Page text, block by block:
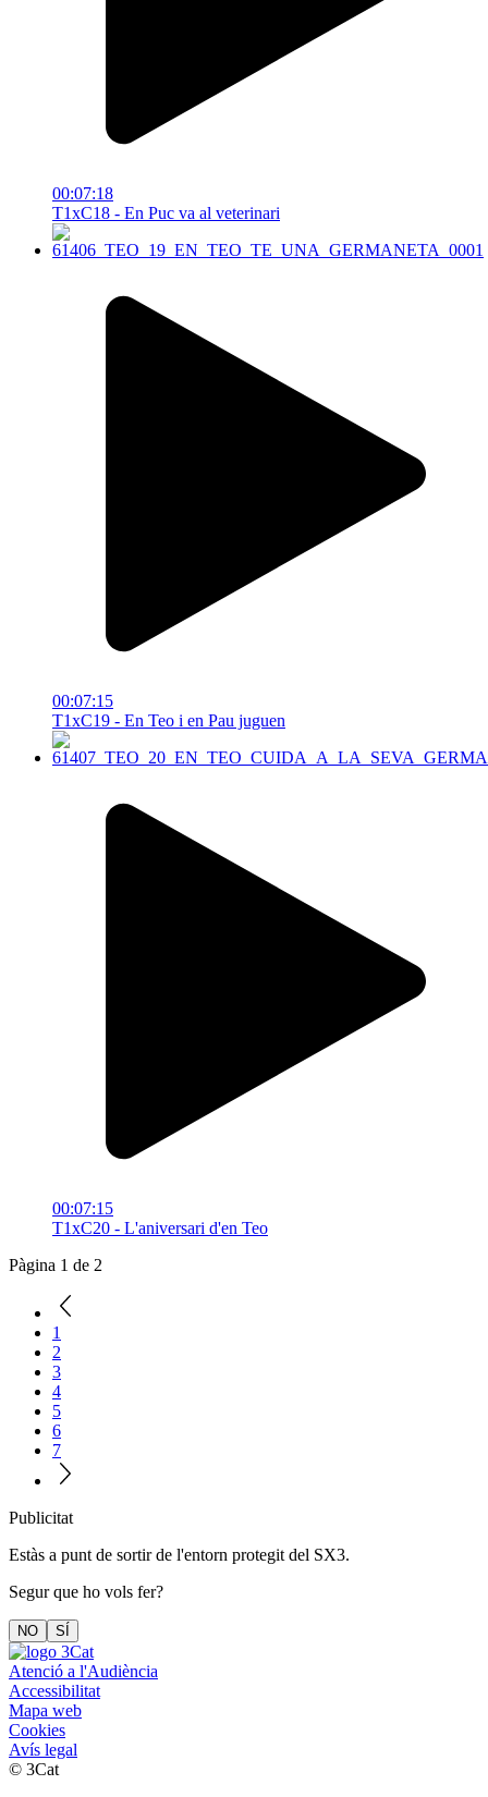
00:07:18
T1xC18 - En Puc va al veterinari
00:07:15
T1xC19 - En Teo i en Pau juguen
00:07:15
T1xC20 - L'aniversari d'en Teo
Pàgina 1 de 2
1
2
3
4
5
6
7
Publicitat
Estàs a punt de sortir de l'entorn protegit del SX3.
Segur que ho vols fer?
NO SÍ
Atenció a l'Audiència
Accessibilitat
Mapa web
Cookies
Avís legal
© 3Cat